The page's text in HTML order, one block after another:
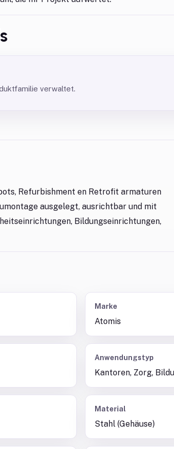
verwaltet.
Refurbishment en Retrofit armaturen
ausgelegt, ausrichtbar und mit
Bildungseinrichtungen,
Marke
Atomis
Anwendungstyp
Kantoren, Zorg,
Material
Stahl (Gehäuse)